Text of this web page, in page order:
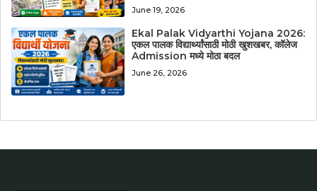
June 19, 2026
Ekal Palak Vidyarthi Yojana 2026:
एकल पालक विद्यार्थ्यांसाठी मोठी खुशखबर, कॉलेज
Admission मध्ये मोठा बदल
June 26, 2026